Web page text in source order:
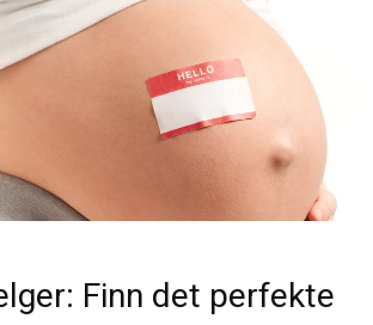
Finn det perfekte